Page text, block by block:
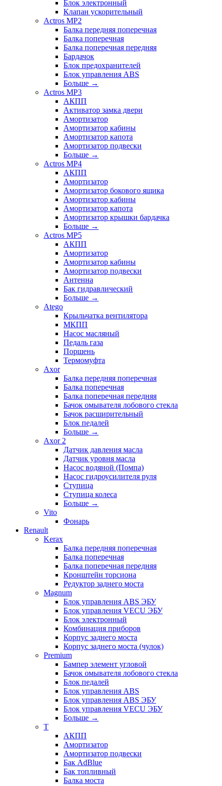
Блок электронный
Клапан ускорительный
Actros MP2
Балка передняя поперечная
Балка поперечная
Балка поперечная передняя
Бардачок
Блок предохранителей
Блок управления ABS
Больше →
Actros MP3
АКПП
Активатор замка двери
Амортизатор
Амортизатор кабины
Амортизатор капота
Амортизатор подвески
Больше →
Actros MP4
АКПП
Амортизатор
Амортизатор бокового ящика
Амортизатор кабины
Амортизатор капота
Амортизатор крышки бардачка
Больше →
Actros MP5
АКПП
Амортизатор
Амортизатор кабины
Амортизатор подвески
Антенна
Бак гидравлический
Больше →
Atego
Крыльчатка вентилятора
МКПП
Насос масляный
Педаль газа
Поршень
Термомуфта
Axor
Балка передняя поперечная
Балка поперечная
Балка поперечная передняя
Бачок омывателя лобового стекла
Бачок расширительный
Блок педалей
Больше →
Axor 2
Датчик давления масла
Датчик уровня масла
Насос водяной (Помпа)
Насос гидроусилителя руля
Ступица
Ступица колеса
Больше →
Vito
Фонарь
Renault
Kerax
Балка передняя поперечная
Балка поперечная
Балка поперечная передняя
Кронштейн торсиона
Редуктор заднего моста
Magnum
Блок управления ABS ЭБУ
Блок управления VECU ЭБУ
Блок электронный
Комбинация приборов
Корпус заднего моста
Корпус заднего моста (чулок)
Premium
Бампер элемент угловой
Бачок омывателя лобового стекла
Блок педалей
Блок управления ABS
Блок управления ABS ЭБУ
Блок управления VECU ЭБУ
Больше →
T
АКПП
Амортизатор
Амортизатор подвески
Бак AdBlue
Бак топливный
Балка моста